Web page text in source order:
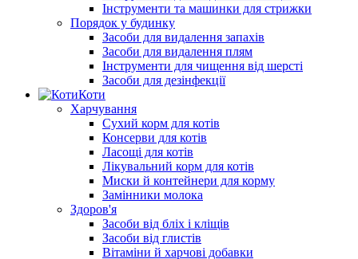
Інструменти та машинки для стрижки
Порядок у будинку
Засоби для видалення запахів
Засоби для видалення плям
Інструменти для чищення від шерсті
Засоби для дезінфекції
Коти
Харчування
Сухий корм для котів
Консерви для котів
Ласощі для котів
Лікувальний корм для котів
Миски й контейнери для корму
Замінники молока
Здоров'я
Засоби від бліх і кліщів
Засоби від глистів
Вітаміни й харчові добавки